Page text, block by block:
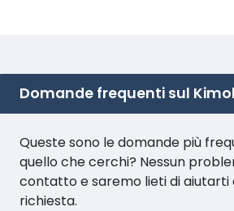
Domande frequenti sul
Queste sono le domande più
quello che cerchi? Nessun
contatto e saremo lieti di aiutarti
richiesta.